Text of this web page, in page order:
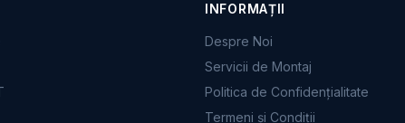
INFORMAȚII
Despre Noi
Servicii de Montaj
Politica de Confidențialitate
Termeni și Condiții